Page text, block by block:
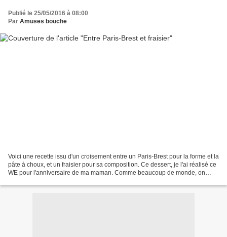
Publié le 25/05/2016 à 08:00
Par Amuses bouche
Voici une recette issu d'un croisement entre un Paris-Brest pour la forme et la
pâte à choux, et un fraisier pour sa composition. Ce dessert, je l'ai réalisé ce
WE pour l'anniversaire de ma maman. Comme beaucoup de monde, on